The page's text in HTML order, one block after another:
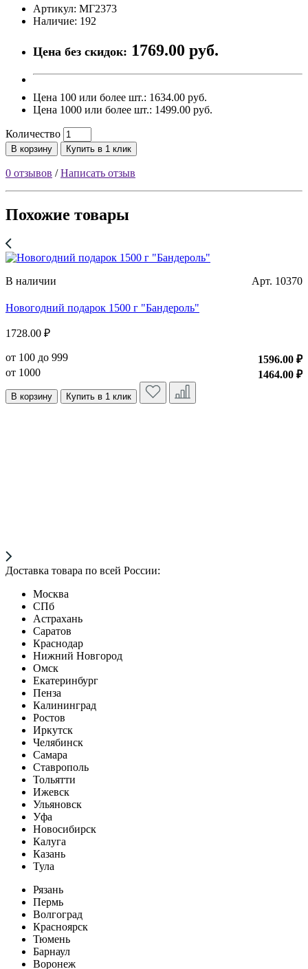
Артикул: МГ2373
Наличие: 192
Цена без скидок: 1769.00 руб.
Цена 100 или более шт.: 1634.00 руб.
Цена 1000 или более шт.: 1499.00 руб.
Количество
В корзину Купить в 1 клик
0 отзывов /Написать отзыв
Похожие товары
В наличии Арт. 10370
Новогодний подарок 1500 г "Бандероль"
1728.00 ₽
от 100 до 999
1596.00 ₽
от 1000
1464.00 ₽
В корзину Купить в 1 клик
Доставка товара по всей России:
Москва
СПб
Астрахань
Саратов
Краснодар
Нижний Новгород
Омск
Екатеринбург
Пенза
Калининград
Ростов
Иркутск
Челябинск
Самара
Ставрополь
Тольятти
Ижевск
Ульяновск
Уфа
Новосибирск
Калуга
Казань
Тула
Рязань
Пермь
Волгоград
Красноярск
Тюмень
Барнаул
Воронеж